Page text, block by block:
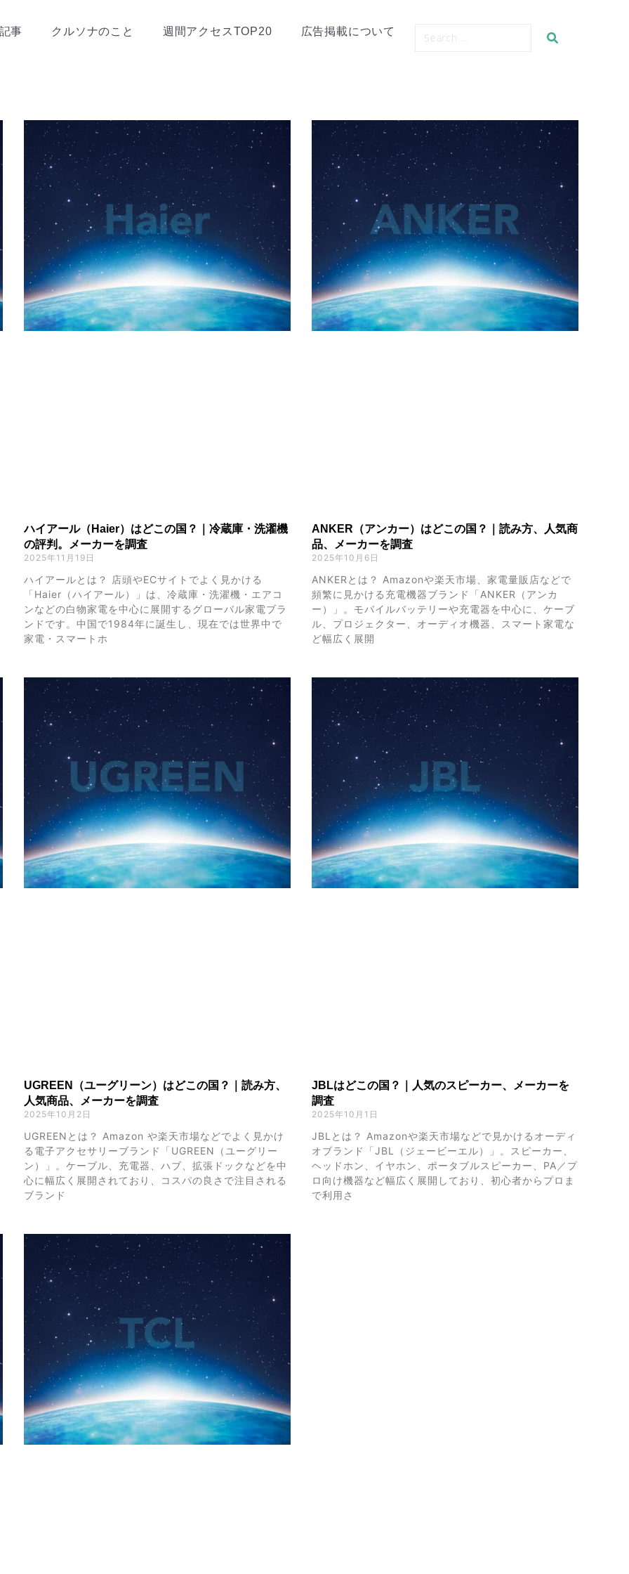
事 クルソナのこと 週間アクセスTOP20 広告掲載について
ハイアール（Haier）はどこの国？｜冷蔵庫・洗濯機
の評判。メーカーを調査
2025年11月19日
ハイアールとは？ 店頭やECサイトでよく見かける
「Haier（ハイアール）」は、冷蔵庫・洗濯機・エアコ
ンなどの白物家電を中心に展開するグローバル家電ブラ
ンドです。中国で1984年に誕生し、現在では世界中で
家電・スマートホ
ANKER（アンカー）はどこの国？｜読み方、人気商
品、メーカーを調査
2025年10月6日
ANKERとは？ Amazonや楽天市場、家電量販店などで
頻繁に見かける充電機器ブランド「ANKER（アンカ
ー）」。モバイルバッテリーや充電器を中心に、ケーブ
ル、プロジェクター、オーディオ機器、スマート家電な
ど幅広く展開
UGREEN（ユーグリーン）はどこの国？｜読み方、
人気商品、メーカーを調査
2025年10月2日
UGREENとは？ Amazon や楽天市場などでよく見かけ
る電子アクセサリーブランド「UGREEN（ユーグリー
ン）」。ケーブル、充電器、ハブ、拡張ドックなどを中
心に幅広く展開されており、コスパの良さで注目される
ブランド
JBLはどこの国？｜人気のスピーカー、メーカーを
調査
2025年10月1日
JBLとは？ Amazonや楽天市場などで見かけるオーディ
オブランド「JBL（ジェービーエル）」。スピーカー、
ヘッドホン、イヤホン、ポータブルスピーカー、PA／プ
ロ向け機器など幅広く展開しており、初心者からプロま
で利用さ